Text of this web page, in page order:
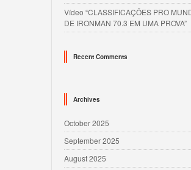
Vídeo “CLASSIFICAÇÕES PRO
DE IRONMAN 70.3 EM UMA PROVA”
Recent Comments
Archives
October 2025
September 2025
August 2025